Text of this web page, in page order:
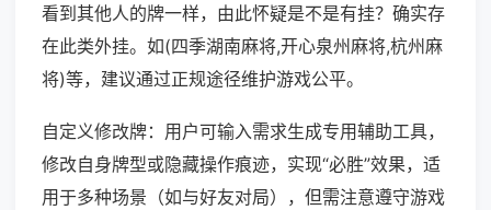
看到其他人的牌一样，由此怀疑是不是有挂？确实存
在此类外挂。如(四季湖南麻将,开心泉州麻将,杭州麻
将)等，建议通过正规途径维护游戏公平。
自定义修改牌：用户可输入需求生成专用辅助工具，
修改自身牌型或隐藏操作痕迹，实现“必胜”效果，适
用于多种场景（如与好友对局），但需注意遵守游戏